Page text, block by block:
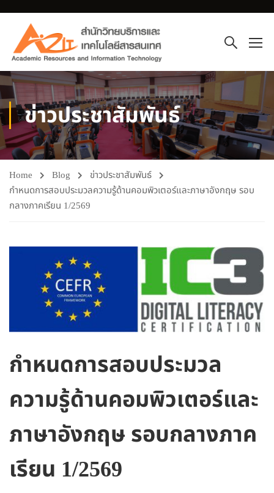
ข่าวประชาสัมพันธ์
Home Blog
ข่าวประชาสัมพันธ์
กำหนดการสอบประมวลความรู้ด้านคอมพิวเตอร์และภาษาอังกฤษ รอบ
กลางภาคเรียน 1/2569
กำหนดการสอบประมวล
ความรู้ด้านคอมพิวเตอร์และ
ภาษาอังกฤษ รอบกลางภาค
เรียน 1/2569